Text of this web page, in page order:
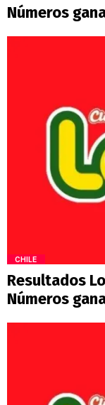
Números
CHILE
Resultados
Números